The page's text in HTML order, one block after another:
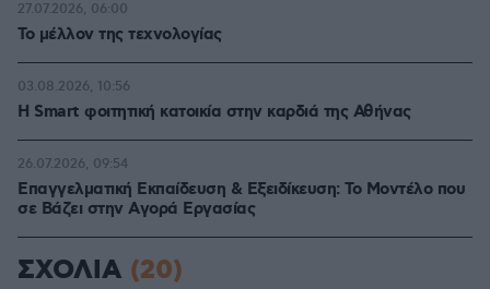
Το μέλλον της τεχνολογίας
27.07.2026, 06:00
Η Smart φοιτητική κατοικία στην καρδιά της Αθήνας
03.08.2026, 10:56
Επαγγελματική Εκπαίδευση & Εξειδίκευση: Το Mοντέλο που
σε Bάζει στην Aγορά Eργασίας
26.07.2026, 09:54
ΣΧΟΛΙΑ (20)